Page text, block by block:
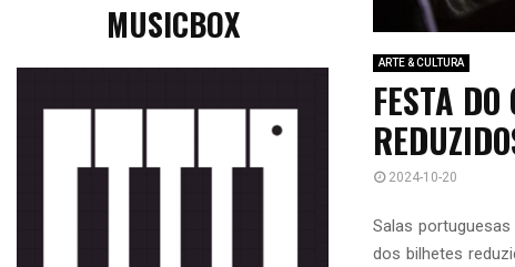
ARTE & CULTURA
FESTA
2024-10-20
Salas
dos bilhetes
MUSICBOX